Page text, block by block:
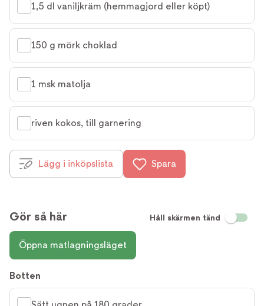
1,5 dl vaniljkräm (hemmagjord eller köpt)
150 g mörk choklad
1 msk matolja
riven kokos, till garnering
Lägg i inköpslista Spara
Gör så här Håll skärmen tänd
Öppna matlagningsläget
Botten